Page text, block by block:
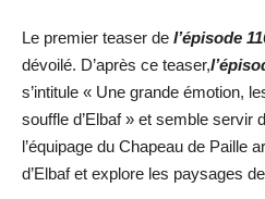
Le premier teaser de l’épisode
dévoilé. D’après ce teaser,
s’intitule « Une grande émotion,
souffle d’Elbaf » et semble servir
l’équipage du Chapeau de Paille
d’Elbaf et explore les paysages